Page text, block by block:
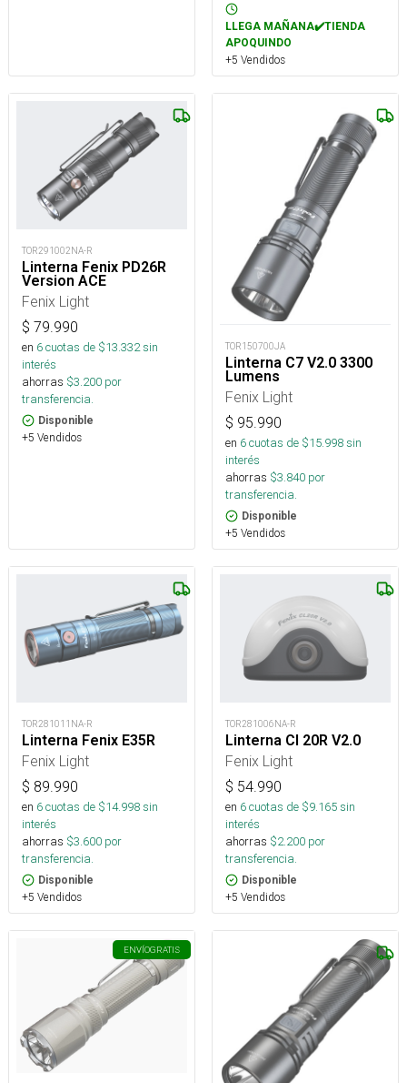
LLEGA MAÑANA✔️TIENDA
APOQUINDO
+5 Vendidos
TOR291002NA-R
Linterna Fenix PD26R
Version ACE
Fenix Light
$ 79.990
en 6cuotas de $13.332sin
interés
ahorras $3.200 por
transferencia.
Disponible
+5 Vendidos
TOR150700JA
Linterna C7 V2.0 3300
Lumens
Fenix Light
$ 95.990
en 6cuotas de $15.998sin
interés
ahorras $3.840 por
transferencia.
Disponible
+5 Vendidos
TOR281011NA-R
Linterna Fenix E35R
Fenix Light
$ 89.990
en 6cuotas de $14.998sin
interés
ahorras $3.600 por
transferencia.
Disponible
+5 Vendidos
TOR281006NA-R
Linterna Cl 20R V2.0
Fenix Light
$ 54.990
en 6cuotas de $9.165sin
interés
ahorras $2.200 por
transferencia.
Disponible
+5 Vendidos
ENVÍOGRATIS